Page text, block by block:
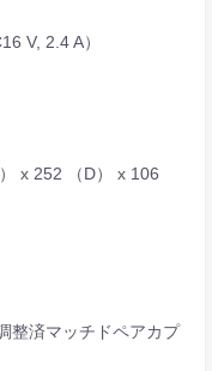
V, 2.4 A）
x 252 （D） x 106
整済マッチドペアカプ